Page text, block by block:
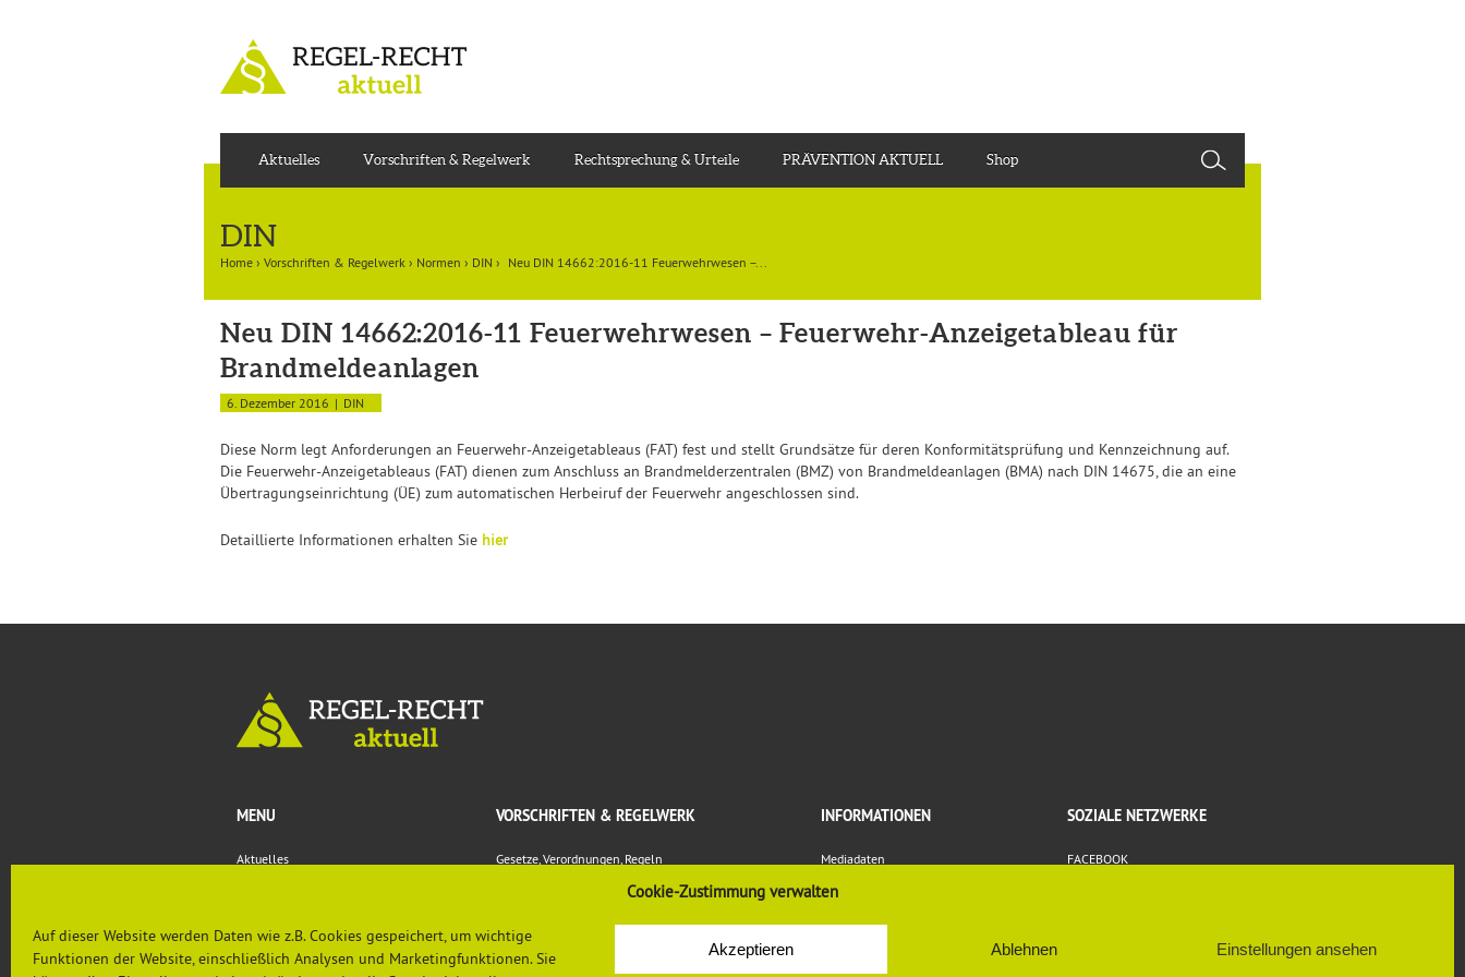
Cookie-Zustimmung verwalten
Auf dieser Website werden Daten wie z.B. Cookies gespeichert, um wichtige
Funktionen der Website, einschließlich Analysen und Marketingfunktionen. Sie
Akzeptieren Ablehnen Einstellungen ansehen
Aktuelles Vorschriften & Regelwerk Rechtsprechung & Urteile PRÄVENTION AKTUELL Shop
DIN
Home › Vorschriften & Regelwerk › Normen › DIN › Neu DIN 14662:2016-11 Feuerwehrwesen –...
Neu DIN 14662:2016-11 Feuerwehrwesen – Feuerwehr-Anzeigetableau für
Brandmeldeanlagen
6. Dezember 2016 DIN
Diese Norm legt Anforderungen an Feuerwehr-Anzeigetableaus (FAT) fest und stellt Grundsätze für deren Konformitätsprüfung und Kennzeichnung auf.
Die Feuerwehr-Anzeigetableaus (FAT) dienen zum Anschluss an Brandmelderzentralen (BMZ) von Brandmeldeanlagen (BMA) nach DIN 14675, die an eine
Übertragungseinrichtung (ÜE) zum automatischen Herbeiruf der Feuerwehr angeschlossen sind.
Detaillierte Informationen erhalten Sie hier
MENU
Aktuelles
VORSCHRIFTEN & REGELWERK
Gesetze, Verordnungen, Regeln
Vorschriften und Regelwerk der DGUV
LASI-Publikationen
INFORMATIONEN
Mediadaten
Impressum
Newsletter-Anmeldung
SOZIALE NETZWERKE
FACEBOOK